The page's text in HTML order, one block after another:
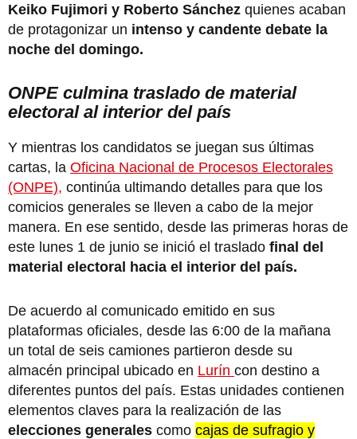
Keiko Fujimori y Roberto Sánchez quienes acaban
de protagonizar un intenso y candente debate la
noche del domingo.
ONPE culmina traslado de material
electoral al interior del país
Y mientras los candidatos se juegan sus últimas
cartas, la Oficina Nacional de Procesos Electorales
(ONPE), continúa ultimando detalles para que los
comicios generales se lleven a cabo de la mejor
manera. En ese sentido, desde las primeras horas de
este lunes 1 de junio se inició el traslado final del
material electoral hacia el interior del país.
De acuerdo al comunicado emitido en sus
plataformas oficiales, desde las 6:00 de la mañana
un total de seis camiones partieron desde su
almacén principal ubicado en Lurín con destino a
diferentes puntos del país. Estas unidades contienen
elementos claves para la realización de las
elecciones generales como cajas de sufragio y